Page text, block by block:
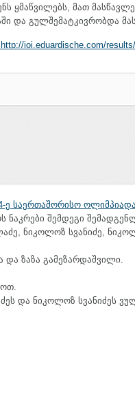
ყმაწვილებს, მათ
და გულშემატკივრობდა
http://ioi.eduardische.com/
ე საერთაშორისო ოლიმპიადა
ნაკრები შემდეგი
ნიკოლოზ სვანიძე,
და ზაზა გამეზარდაშვილი.
და ნიკოლოზ სვანიძეს